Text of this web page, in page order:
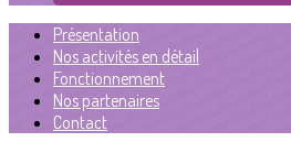
Présentation
Nos activités en détail
Fonctionnement
Nos partenaires
Contact